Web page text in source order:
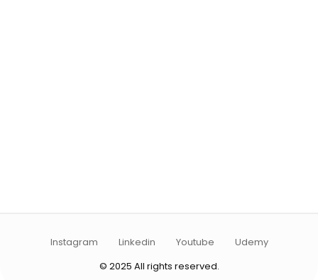
Instagram Linkedin Youtube
Udemy
© 2025 All rights reserved.